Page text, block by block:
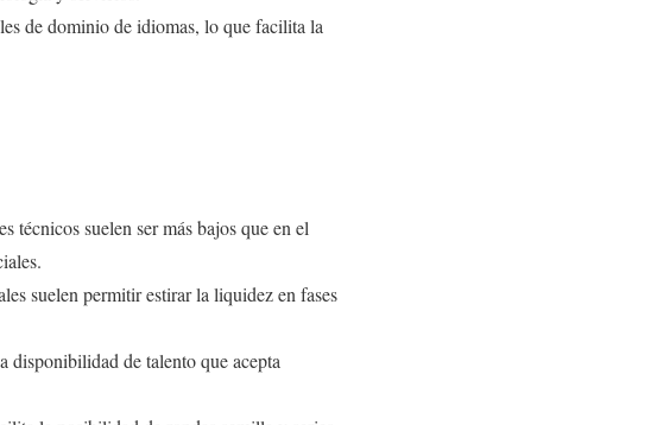
de dominio de idiomas, lo que facilita la
técnicos suelen ser más bajos que en el
suelen permitir estirar la liquidez en fases
disponibilidad de talento que acepta